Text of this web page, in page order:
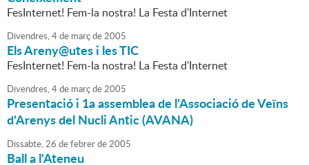
FesInternet! Fem-la nostra! La Festa d'Internet
Divendres,4de marçde2005
Els Areny@utes i les TIC
FesInternet! Fem-la nostra! La Festa d'Internet
Divendres,4de marçde2005
Presentació i 1a assemblea de l'Associació de Veïns
d'Arenys del Nucli Antic (AVANA)
Dissabte,26 defebrerde2005
Ball a l'Ateneu